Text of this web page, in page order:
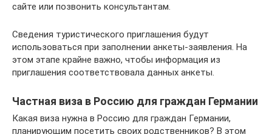
сайте или позвонить консультантам.
Сведения туристического приглашения будут
использоваться при заполнении анкеты-заявления. На
этом этапе крайне важно, чтобы информация из
приглашения соответствовала данных анкеты.
Частная виза в Россию для граждан Германии
Какая виза нужна в Россию для граждан Германии,
планирующим посетить своих родственников? В этом